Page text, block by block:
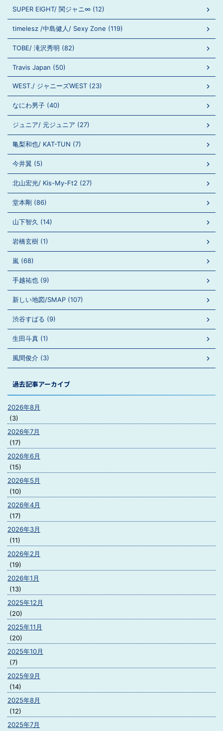
SUPER EIGHT/ 関ジャニ∞ (12)
timelesz /中島健人/ Sexy Zone (119)
TOBE/ 滝沢秀明 (82)
Travis Japan (50)
WEST./ ジャニーズWEST (23)
なにわ男子 (40)
ジュニア/ 元ジュニア (27)
亀梨和也/ KAT-TUN (7)
今井翼 (5)
北山宏光/ Kis-My-Ft2 (27)
堂本剛 (86)
山下智久 (14)
岩橋玄樹 (1)
嵐 (68)
手越祐也 (9)
新しい地図/SMAP (107)
渋谷すばる (9)
生田斗真 (1)
風間俊介 (3)
過去記事アーカイブ
2026年8月
(3)
2026年7月
(17)
2026年6月
(15)
2026年5月
(10)
2026年4月
(17)
2026年3月
(11)
2026年2月
(19)
2026年1月
(13)
2025年12月
(20)
2025年11月
(20)
2025年10月
(7)
2025年9月
(14)
2025年8月
(12)
2025年7月